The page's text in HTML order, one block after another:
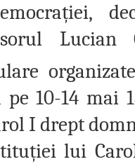
ției,
pe 10-14 mai
I drept
ției lui